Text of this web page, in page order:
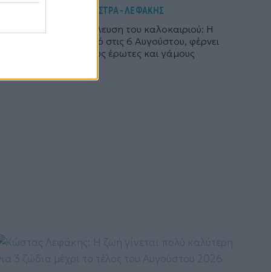
ΑΣΤΡΑ - ΛΕΦΑΚΗΣ
Η πιο ερωτική διέλευση του καλοκαιριού: Η
Αφροδίτη στον Ζυγό στις 6 Αυγούστου, φέρνει
κεραυνοβόλους έρωτες και γάμους